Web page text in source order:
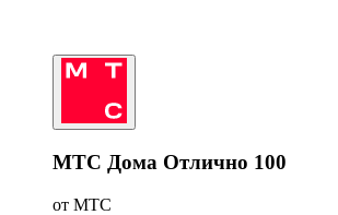
МТС Дома Отлично 100
от МТС